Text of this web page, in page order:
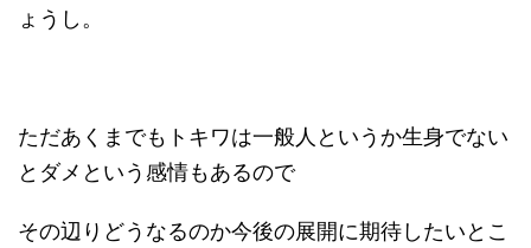
ょうし。
ただあくまでもトキワは一般人というか生身でない
とダメという感情もあるので
その辺りどうなるのか今後の展開に期待したいとこ